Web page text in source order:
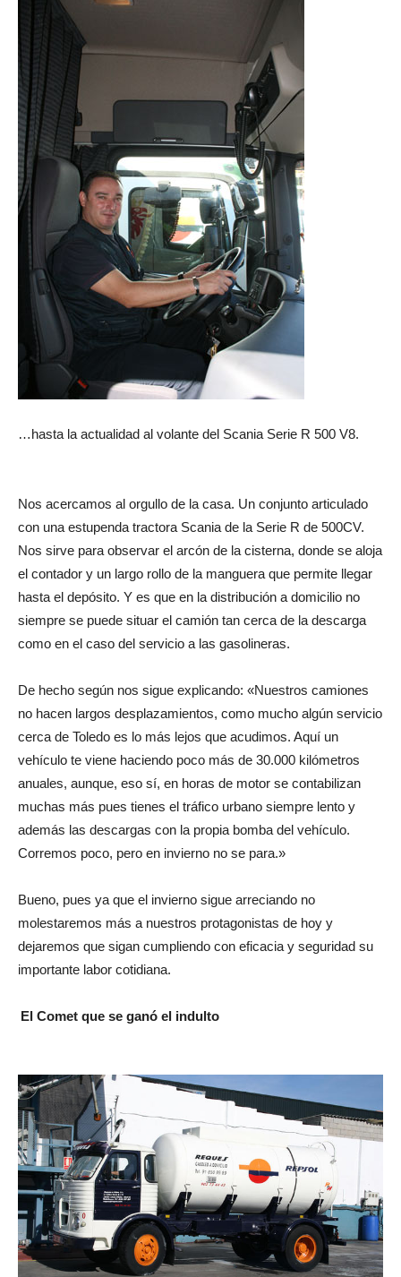
…hasta la actualidad al volante del Scania Serie R 500 V8.
Nos acercamos al orgullo de la casa. Un conjunto articulado
con una estupenda tractora Scania de la Serie R de 500CV.
Nos sirve para observar el arcón de la cisterna, donde se aloja
el contador y un largo rollo de la manguera que permite llegar
hasta el depósito. Y es que en la distribución a domicilio no
siempre se puede situar el camión tan cerca de la descarga
como en el caso del servicio a las gasolineras.
De hecho según nos sigue explicando: «Nuestros camiones
no hacen largos desplazamientos, como mucho algún servicio
cerca de Toledo es lo más lejos que acudimos. Aquí un
vehículo te viene haciendo poco más de 30.000 kilómetros
anuales, aunque, eso sí, en horas de motor se contabilizan
muchas más pues tienes el tráfico urbano siempre lento y
además las descargas con la propia bomba del vehículo.
Corremos poco, pero en invierno no se para.»
Bueno, pues ya que el invierno sigue arreciando no
molestaremos más a nuestros protagonistas de hoy y
dejaremos que sigan cumpliendo con eficacia y seguridad su
importante labor cotidiana.
El Comet que se ganó el indulto